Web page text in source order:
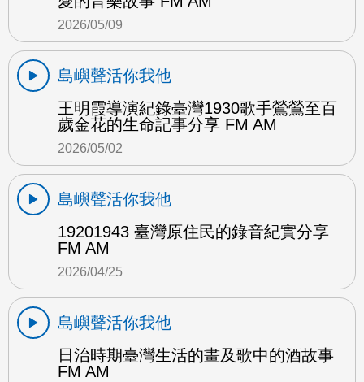
2026/05/09
島嶼聲活你我他
王明霞導演紀錄臺灣1930歌手鶯鶯至百
歲金花的生命記事分享 FM AM
2026/05/02
島嶼聲活你我他
19201943 臺灣原住民的錄音紀實分享
FM AM
2026/04/25
島嶼聲活你我他
日治時期臺灣生活的畫及歌中的酒故事
FM AM